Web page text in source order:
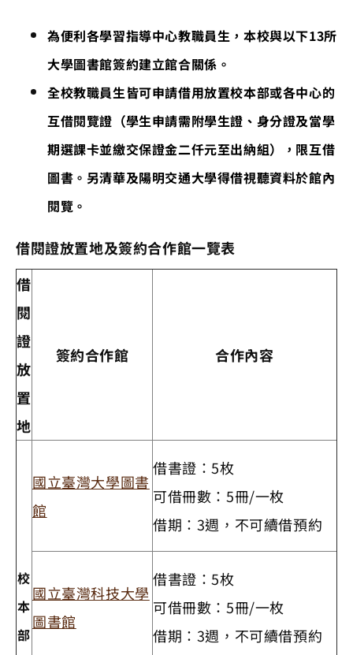
為便利各學習指導中心教職員生，本校與以下13所
大學圖書館簽約建立館合關係。
全校教職員生皆可申請借用放置校本部或各中心的
互借閱覽證（學生申請需附學生證、身分證及當學
期選課卡並繳交保證金二仟元至出納組），限互借
圖書。另清華及陽明交通大學得借視聽資料於館內
閱覽。
借閱證放置地及簽約合作館一覽表
借
閱
證
放
置
地
簽約合作館 合作內容
校
本
部
國立臺灣大學圖書
館
借書證：5枚
可借冊數：5冊/一枚
借期：3週，不可續借預約
國立臺灣科技大學
圖書館
借書證：5枚
可借冊數：5冊/一枚
借期：3週，不可續借預約